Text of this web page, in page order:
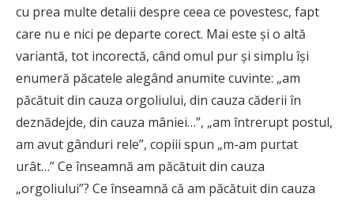
cu prea multe detalii despre ceea ce povestesc, fapt
care nu e nici pe departe corect. Mai este și o altă
variantă, tot incorectă, când omul pur și simplu își
enumeră păcatele alegând anumite cuvinte: „am
păcătuit din cauza orgoliului, din cauza căderii în
deznădejde, din cauza mâniei…”, „am întrerupt postul,
am avut gânduri rele”, copiii spun „m-am purtat
urât…” Ce înseamnă am păcătuit din cauza
„orgoliului”? Ce înseamnă că am păcătuit din cauza